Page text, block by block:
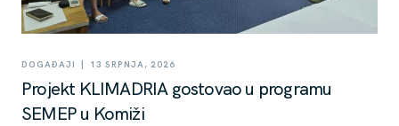
DOGAĐAJI | 13 SRPNJA, 2026
Projekt KLIMADRIA gostovao u programu
SEMEP u Komiži